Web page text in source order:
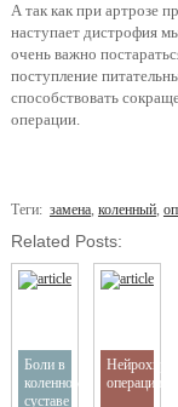
А так как при артрозе
наступает дистрофия
очень важно
поступление
способствовать
операции.
Теги: замена, коленный,
Related Posts:
Боли в
коленном
суставе
операции